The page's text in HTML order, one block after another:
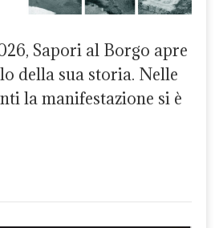
Sapori al Borgo apre
della sua storia. Nelle
la manifestazione si è